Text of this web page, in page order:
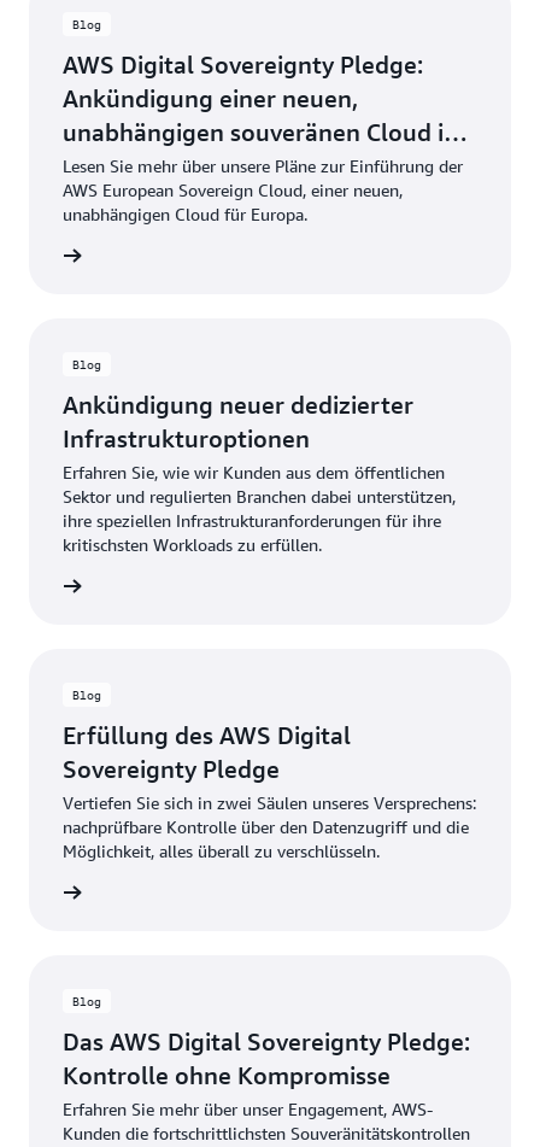
Blog
AWS Digital Sovereignty Pledge:
Ankündigung einer neuen,
unabhängigen souveränen Cloud in
Europa
Lesen Sie mehr über unsere Pläne zur Einführung der
AWS European Sovereign Cloud, einer neuen,
unabhängigen Cloud für Europa.
Blog
Ankündigung neuer dedizierter
Infrastrukturoptionen
Erfahren Sie, wie wir Kunden aus dem öffentlichen
Sektor und regulierten Branchen dabei unterstützen,
ihre speziellen Infrastrukturanforderungen für ihre
kritischsten Workloads zu erfüllen.
Blog
Erfüllung des AWS Digital
Sovereignty Pledge
Vertiefen Sie sich in zwei Säulen unseres Versprechens:
nachprüfbare Kontrolle über den Datenzugriff und die
Möglichkeit, alles überall zu verschlüsseln.
Blog
Das AWS Digital Sovereignty Pledge:
Kontrolle ohne Kompromisse
Erfahren Sie mehr über unser Engagement, AWS-
Kunden die fortschrittlichsten Souveränitätskontrollen